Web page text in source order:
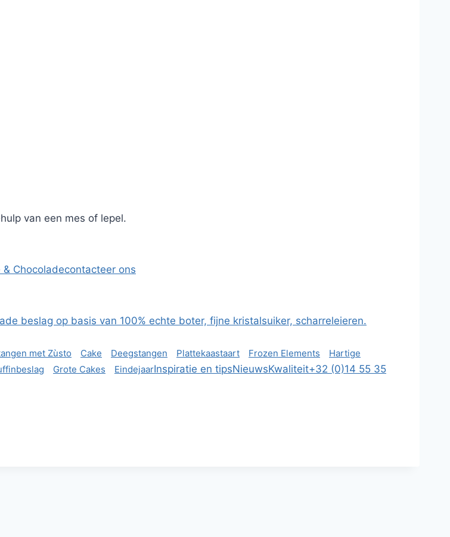
van een mes of lepel.
Chocoladecontacteer ons
beslag op basis van 100% echte boter, fijne kristalsuiker, scharreleieren.
met Zùsto Cake Deegstangen Plattekaastaart Frozen Elements
Hartige
Grote Cakes EindejaarInspiratie en tipsNieuwsKwaliteit+32 (0)14 55 35